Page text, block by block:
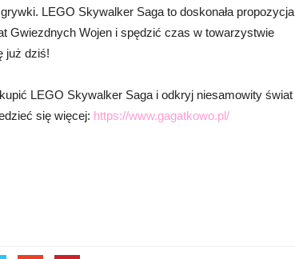
LEGO Skywalker Saga to doskonała propozycja
Gwiezdnych Wojen i spędzić czas w towarzystwie
już dziś!
LEGO Skywalker Saga i odkryj niesamowity świat
się więcej: https://www.gagatkowo.pl/